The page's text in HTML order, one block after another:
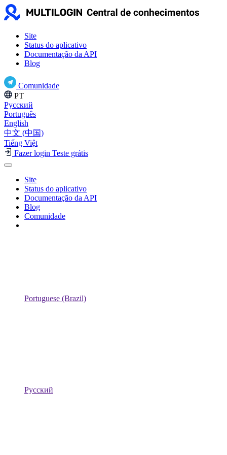
Site
Status do aplicativo
Documentação da API
Blog
Comunidade
PT
Русский
Português
English
中文 (中国)
Tiếng Việt
Fazer login Teste grátis
Site
Status do aplicativo
Documentação da API
Blog
Comunidade
Portuguese (Brazil)
Русский